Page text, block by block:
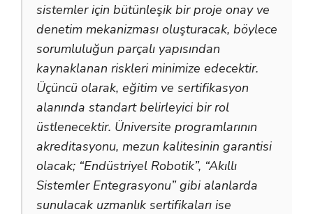
sistemler için bütünleşik bir proje onay ve
denetim mekanizması oluşturacak, böylece
sorumluluğun parçalı yapısından
kaynaklanan riskleri minimize edecektir.
Üçüncü olarak, eğitim ve sertifikasyon
alanında standart belirleyici bir rol
üstlenecektir. Üniversite programlarının
akreditasyonu, mezun kalitesinin garantisi
olacak; “Endüstriyel Robotik”, “Akıllı
Sistemler Entegrasyonu” gibi alanlarda
sunulacak uzmanlık sertifikaları ise